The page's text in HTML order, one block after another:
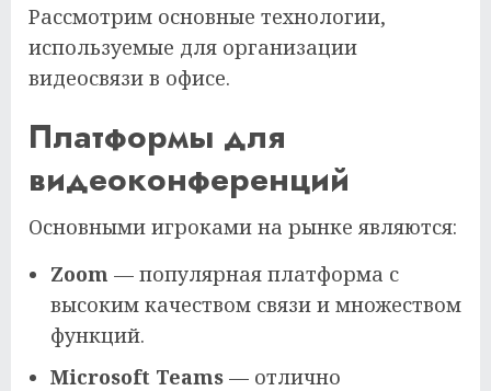
Рассмотрим основные технологии,
используемые для организации
видеосвязи в офисе.
Платформы для
видеоконференций
Основными игроками на рынке являются:
Zoom — популярная платформа с
высоким качеством связи и множеством
функций.
Microsoft Teams — отлично